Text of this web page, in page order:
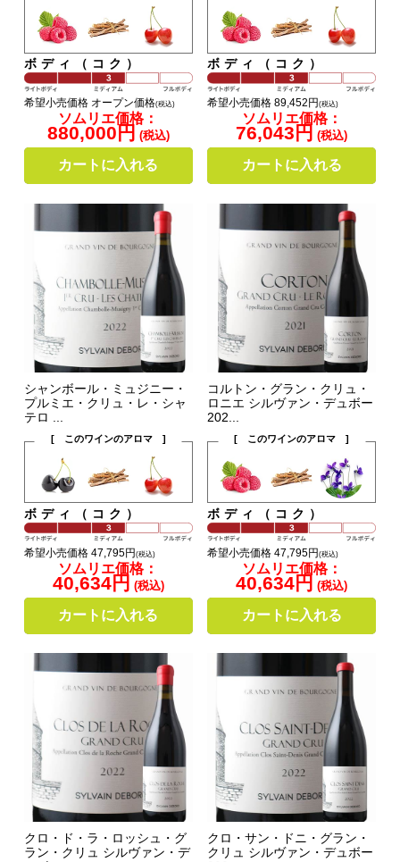
ボディ（コク）
希望小売価格 オープン価格(税込)
ソムリエ価格：
880,000円 (税込)
カートに入れる
ボディ（コク）
希望小売価格 89,452円(税込)
ソムリエ価格：
76,043円 (税込)
カートに入れる
シャンボール・ミュジニー・
プルミエ・クリュ・レ・シャ
テロ ...
[ このワインのアロマ ]
ボディ（コク）
希望小売価格 47,795円(税込)
ソムリエ価格：
40,634円 (税込)
カートに入れる
コルトン・グラン・クリュ・
ロニエ シルヴァン・デュボー
202...
[ このワインのアロマ ]
ボディ（コク）
希望小売価格 47,795円(税込)
ソムリエ価格：
40,634円 (税込)
カートに入れる
クロ・ド・ラ・ロッシュ・グ
ラン・クリュ シルヴァン・デ
クロ・サン・ドニ・グラン・
クリュ シルヴァン・デュボー